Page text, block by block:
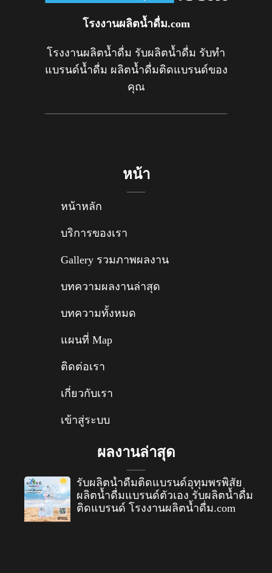
โรงงานผลิตน้ำดื่ม.com
โรงงานผลิตน้ำดื่ม รับผลิตน้ำดื่ม รับทำ
แบรนด์น้ำดื่ม ผลิตน้ำดื่มติดแบรนด์ของ
คุณ
หน้า
หน้าหลัก
บริการของเรา
Gallery รวมภาพผลงาน
บทความผลงานล่าสุด
บทความทั้งหมด
แผนที่ Map
ติดต่อเรา
เกี่ยวกับเรา
เข้าสู่ระบบ
ผลงานล่าสุด
รับผลิตน้ำดื่มติดแบรนด์อุทุมพรพิสัย
ผลิตน้ำดื่มแบรนด์ตัวเอง รับผลิตน้ำดื่ม
ติดแบรนด์ โรงงานผลิตน้ำดื่ม.com